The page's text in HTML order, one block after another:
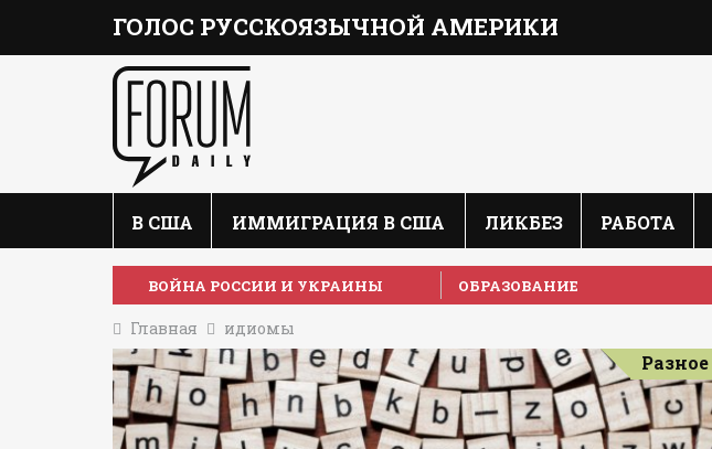
ГОЛОС РУССКОЯЗЫЧНОЙ АМЕРИКИ
В США ИММИГРАЦИЯ В США ЛИКБЕЗ РАБОТА
ВОЙНА РОССИИ И УКРАИНЫ ОБРАЗОВАНИЕ
Главная идиомы
Разное